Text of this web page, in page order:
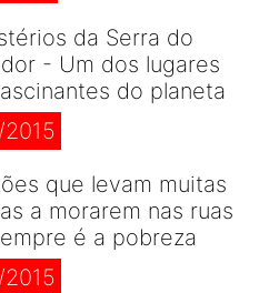
da Serra do
- Um dos lugares
do planeta
2015
que levam muitas
a morarem nas ruas
é a pobreza
2015